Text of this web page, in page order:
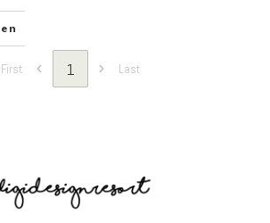
First 1 Last